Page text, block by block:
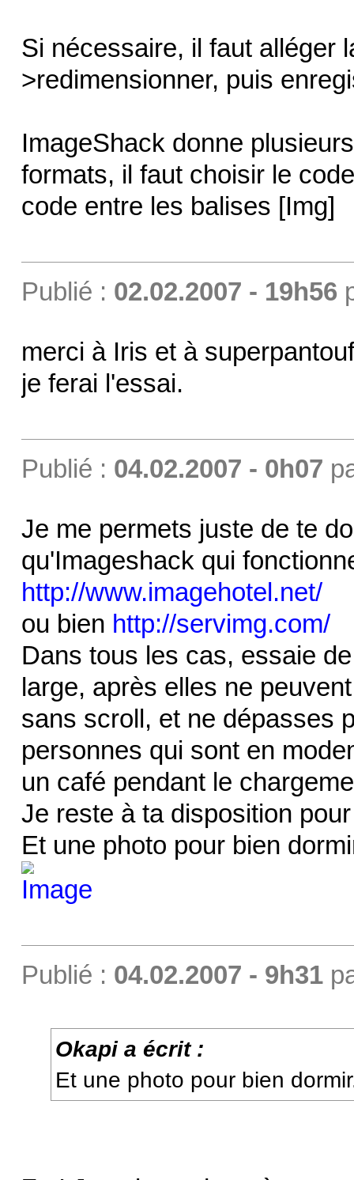
Si nécessaire, il faut alléger
>redimensionner, puis
ImageShack donne
formats, il faut choisir le
code entre les balises [Img]
Publié : 02.02.2007 - 19h56
merci à Iris et à
je ferai l'essai.
Publié : 04.02.2007 - 0h07
Je me permets juste de te
qu'Imageshack qui
http://www.imagehotel.net/
ou bien http://servimg.com/
Dans tous les cas, essaie
large, après elles ne
sans scroll, et ne dépasses
personnes qui sont en
un café pendant le
Je reste à ta disposition
Et une photo pour bien
Publié : 04.02.2007 - 9h31
Okapi a écrit :
Et une photo pour bien